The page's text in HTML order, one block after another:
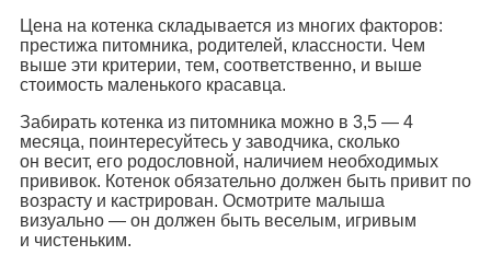
Цена на котенка складывается из многих факторов:
престижа питомника, родителей, классности. Чем
выше эти критерии, тем, соответственно, и выше
стоимость маленького красавца.
Забирать котенка из питомника можно в 3,5 — 4
месяца, поинтересуйтесь у заводчика, сколько
он весит, его родословной, наличием необходимых
прививок. Котенок обязательно должен быть привит по
возрасту и кастрирован. Осмотрите малыша
визуально — он должен быть веселым, игривым
и чистеньким.